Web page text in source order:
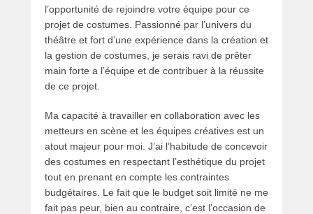
l’opportunité de rejoindre votre équipe pour ce
projet de costumes. Passionné par l’univers du
théâtre et fort d’une expérience dans la création et
la gestion de costumes, je serais ravi de prêter
main forte a l’équipe et de contribuer à la réussite
de ce projet.
Ma capacité à travailler en collaboration avec les
metteurs en scène et les équipes créatives est un
atout majeur pour moi. J’ai l’habitude de concevoir
des costumes en respectant l’esthétique du projet
tout en prenant en compte les contraintes
budgétaires. Le fait que le budget soit limité ne me
fait pas peur, bien au contraire, c’est l’occasion de